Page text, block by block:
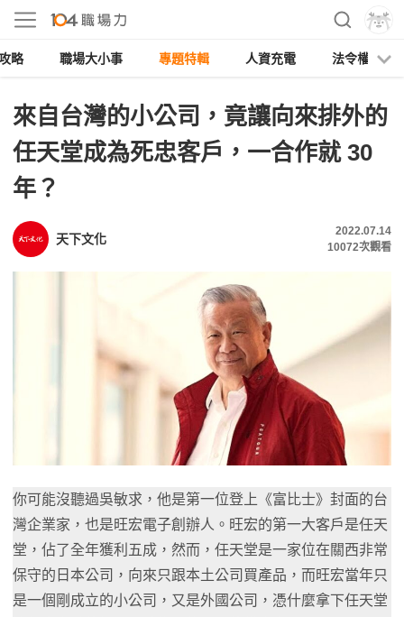
略 職場大小事 專題特輯 人資充電 法令權益
來自台灣的小公司，竟讓向來排外的
任天堂成為死忠客戶，一合作就 30
年？
天下文化
2022.07.14
10072次觀看
你可能沒聽過吳敏求，他是第一位登上《富比士》封面的台
灣企業家，也是旺宏電子創辦人。旺宏的第一大客戶是任天
堂，佔了全年獲利五成，然而，任天堂是一家位在關西非常
保守的日本公司，向來只跟本土公司買產品，而旺宏當年只
是一個剛成立的小公司，又是外國公司，憑什麼拿下任天堂